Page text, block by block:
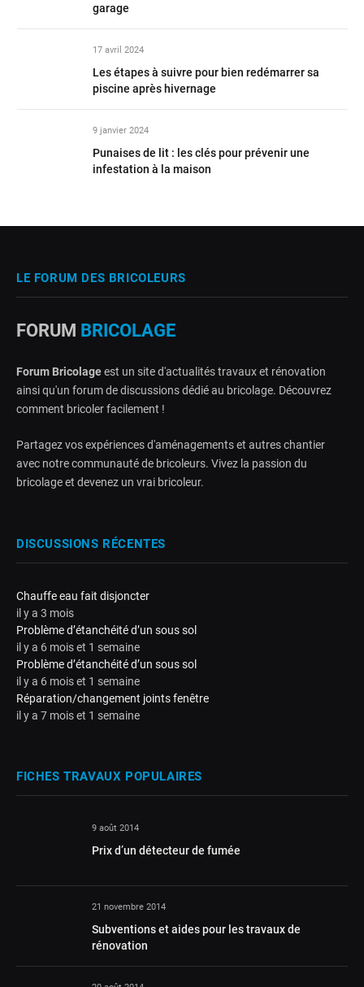
garage
17 avril 2024
Les étapes à suivre pour bien redémarrer sa
piscine après hivernage
9 janvier 2024
Punaises de lit : les clés pour prévenir une
infestation à la maison
LE FORUM DES BRICOLEURS
FORUM BRICOLAGE
Forum Bricolageest un site d'actualités travaux et rénovation
ainsi qu'un forum de discussions dédié au bricolage. Découvrez
comment bricoler facilement !
Partagez vos expériences d'aménagements et autres chantier
avec notre communauté de bricoleurs. Vivez la passion du
bricolage et devenez un vrai bricoleur.
DISCUSSIONS RÉCENTES
Chauffe eau fait disjoncter
il y a 3 mois
Problème d’étanchéité d’un sous sol
il y a 6 mois et 1 semaine
Problème d’étanchéité d’un sous sol
il y a 6 mois et 1 semaine
Réparation/changement joints fenêtre
il y a 7 mois et 1 semaine
FICHES TRAVAUX POPULAIRES
9 août 2014
Prix d’un détecteur de fumée
21 novembre 2014
Subventions et aides pour les travaux de
rénovation